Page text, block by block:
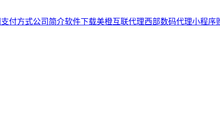
支付方式公司简介软件下载美橙互联代理西部数码代理小程序